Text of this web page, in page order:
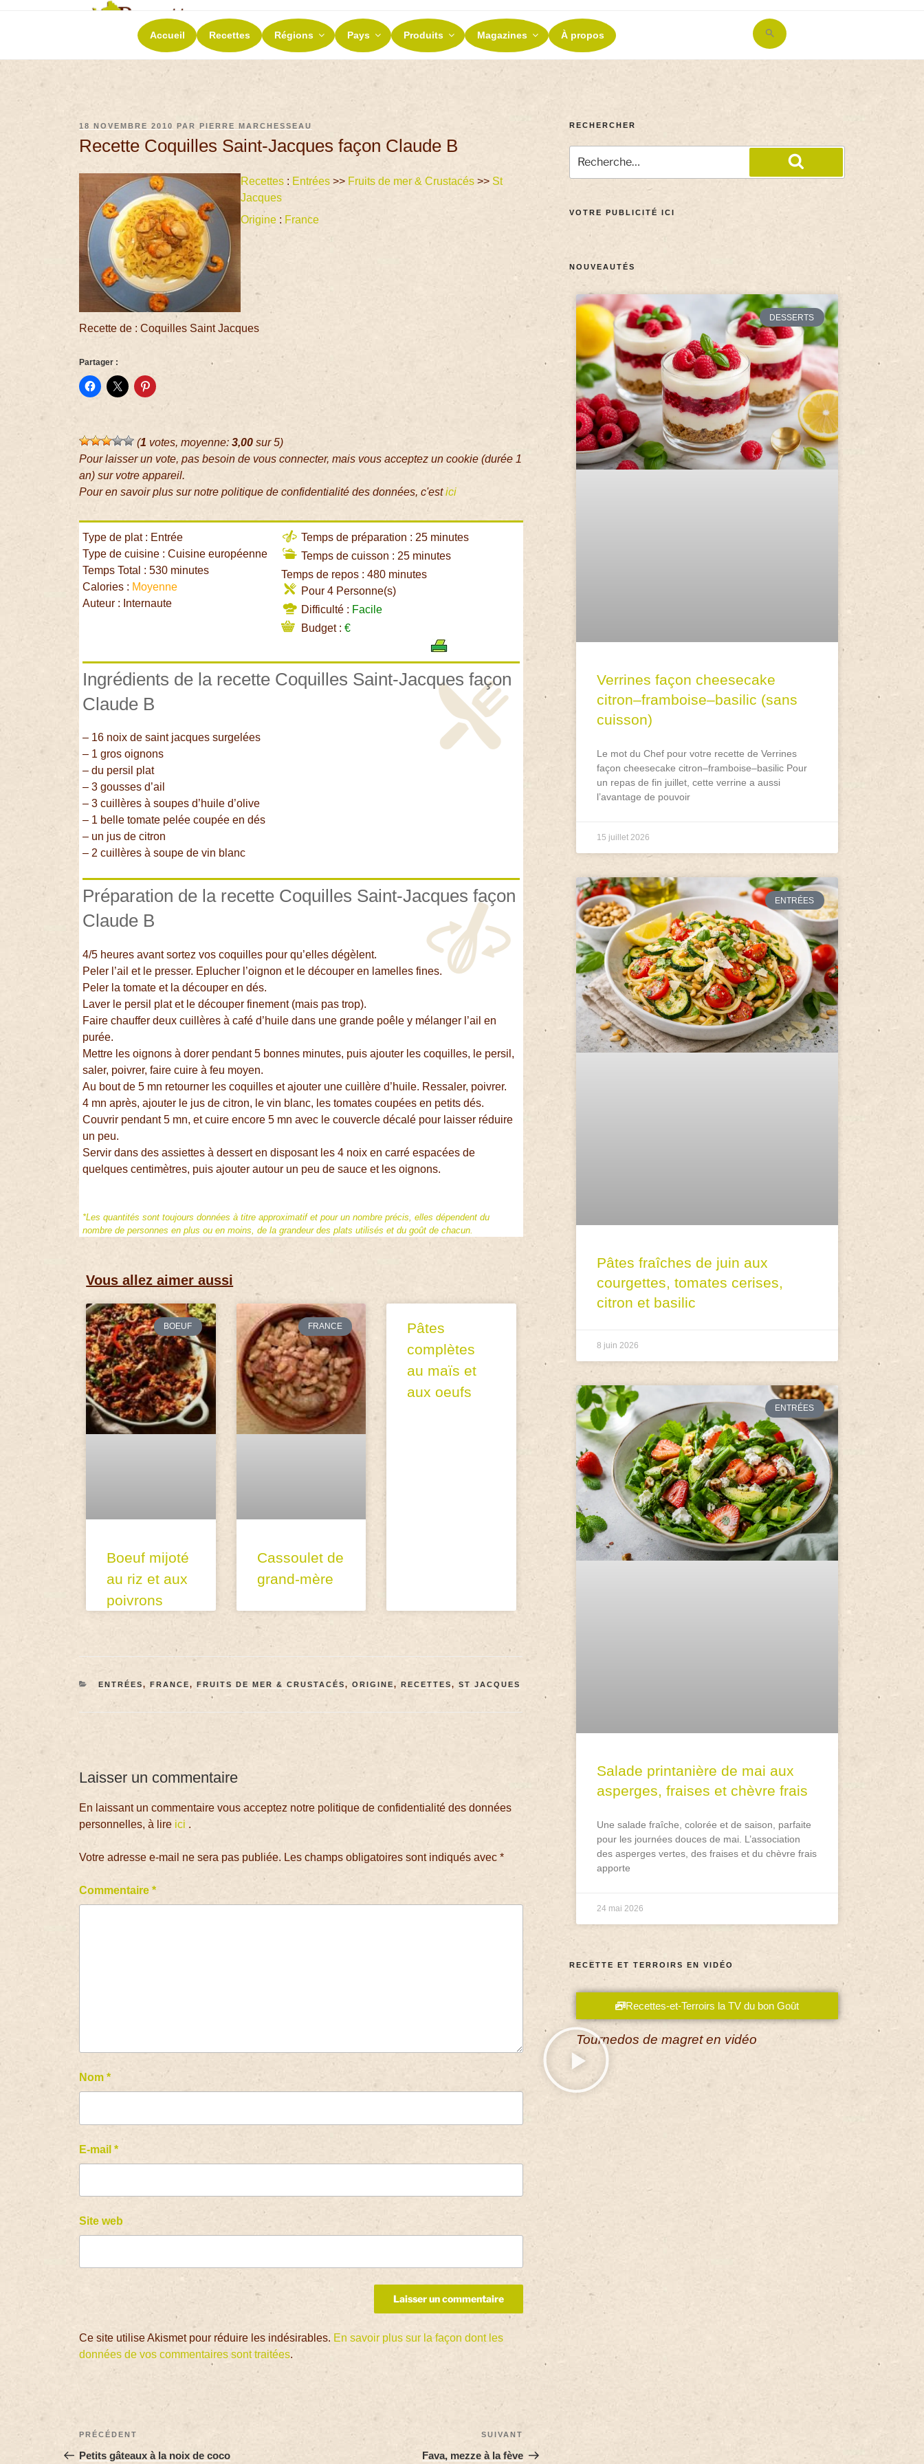
RECETTES ET TERROIRS
La richesse de nos terroirs
Accueil Recettes Régions Pays Produits Magazines À propos
Search
for:
18 NOVEMBRE 2010 PARPIERRE MARCHESSEAU
Recette Coquilles Saint-Jacques façon Claude B
Recettes : Entrées >> Fruits de mer & Crustacés >>St
Jacques
Origine : France
Recette de : Coquilles Saint Jacques
Partager :
(1 votes, moyenne:3,00 sur 5)
Pour laisser un vote, pas besoin de vous connecter, mais vous acceptez un cookie (durée 1
an) sur votre appareil.
Pour en savoir plus sur notre politique de confidentialité des données, c'estici
Type de plat : Entrée
Type de cuisine : Cuisine européenne
Temps Total : 530 minutes
Calories : Moyenne
Auteur : Internaute
Temps de préparation : 25 minutes
Temps de cuisson : 25 minutes
Temps de repos : 480 minutes
Pour 4 Personne(s)
Difficulté : Facile
Budget :€
Ingrédients de la recette Coquilles Saint-Jacques façon
Claude B
– 16 noix de saint jacques surgelées
– 1 gros oignons
– du persil plat
– 3 gousses d’ail
– 3 cuillères à soupes d’huile d’olive
– 1 belle tomate pelée coupée en dés
– un jus de citron
– 2 cuillères à soupe de vin blanc
Préparation de la recette Coquilles Saint-Jacques façon
Claude B
4/5 heures avant sortez vos coquilles pour qu’elles dégèlent.
Peler l’ail et le presser. Eplucher l’oignon et le découper en lamelles fines.
Peler la tomate et la découper en dés.
Laver le persil plat et le découper finement (mais pas trop).
Faire chauffer deux cuillères à café d’huile dans une grande poêle y mélanger l’ail en
purée.
Mettre les oignons à dorer pendant 5 bonnes minutes, puis ajouter les coquilles, le persil,
saler, poivrer, faire cuire à feu moyen.
Au bout de 5 mn retourner les coquilles et ajouter une cuillère d’huile. Ressaler, poivrer.
4 mn après, ajouter le jus de citron, le vin blanc, les tomates coupées en petits dés.
Couvrir pendant 5 mn, et cuire encore 5 mn avec le couvercle décalé pour laisser réduire
un peu.
Servir dans des assiettes à dessert en disposant les 4 noix en carré espacées de
quelques centimètres, puis ajouter autour un peu de sauce et les oignons.
*Les quantités sont toujours données à titre approximatif et pour un nombre précis, elles dépendent du
nombre de personnes en plus ou en moins, de la grandeur des plats utilisés et du goût de chacun.
Vous allez aimer aussi
BOEUF
Boeuf mijoté
au riz et aux
poivrons
FRANCE
Cassoulet de
grand-mère
Pâtes
complètes
au maïs et
aux oeufs
ENTRÉES, FRANCE, FRUITS DE MER & CRUSTACÉS, ORIGINE, RECETTES, ST JACQUES
Laisser un commentaire
En laissant un commentaire vous acceptez notre politique de confidentialité des données
personnelles, à lire ici .
Votre adresse e-mail ne sera pas publiée. Les champs obligatoires sont indiqués avec*
Commentaire*
Nom*
E-mail*
Site web
Ce site utilise Akismet pour réduire les indésirables. En savoir plus sur la façon dont les
données de vos commentaires sont traitées.
PRÉCÉDENT
Petits gâteaux à la noix de coco
SUIVANT
Fava, mezze à la fève
RECHERCHER
VOTRE PUBLICITÉ ICI
NOUVEAUTÉS
DESSERTS
Verrines façon cheesecake
citron–framboise–basilic (sans
cuisson)
Le mot du Chef pour votre recette de Verrines
façon cheesecake citron–framboise–basilic Pour
un repas de fin juillet, cette verrine a aussi
l’avantage de pouvoir
15 juillet 2026
ENTRÉES
Pâtes fraîches de juin aux
courgettes, tomates cerises,
citron et basilic
8 juin 2026
ENTRÉES
Salade printanière de mai aux
asperges, fraises et chèvre frais
Une salade fraîche, colorée et de saison, parfaite
pour les journées douces de mai. L’association
des asperges vertes, des fraises et du chèvre frais
apporte
24 mai 2026
RECETTE ET TERROIRS EN VIDÉO
Recettes-et-Terroirs la TV du bon Goût
Tournedos de magret en vidéo